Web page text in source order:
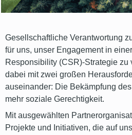
Gesellschaftliche Verantwortung
für uns, unser Engagement in
Responsibility (CSR)-Strategie zu
dabei mit zwei großen
auseinander: Die Bekämpfung
mehr soziale Gerechtigkeit.
Mit ausgewählten
Projekte und Initiativen, die auf